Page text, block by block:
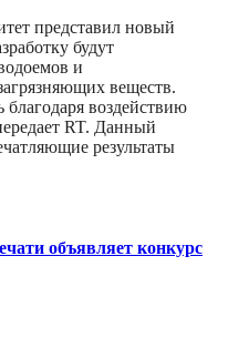
представил новый
будут
и
веществ.
благодаря воздействию
RT. Данный
результаты
объявляет конкурс